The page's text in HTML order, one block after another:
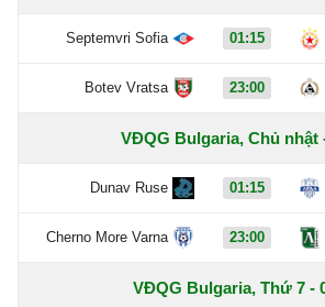
Septemvri Sofia 01:15
Botev Vratsa 23:00
VĐQG Bulgaria, Chủ nhật
Dunav Ruse 01:15
Cherno More Varna 23:00
VĐQG Bulgaria, Thứ 7 -